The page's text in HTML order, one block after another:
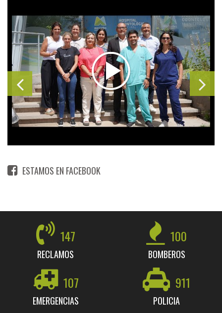
ESTAMOS EN FACEBOOK
147
RECLAMOS
100
BOMBEROS
107
EMERGENCIAS
911
POLICIA